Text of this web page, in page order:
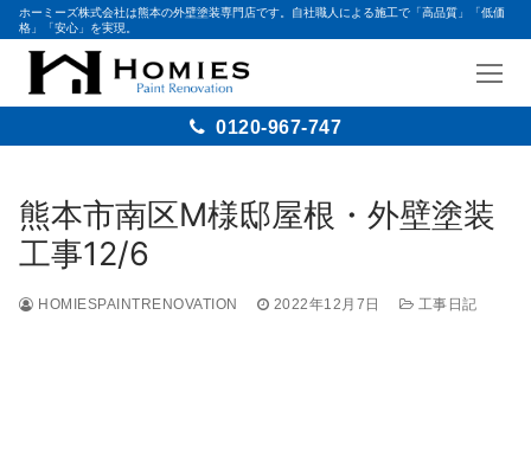
ホーミーズ株式会社は熊本の外壁塗装専門店です。自社職人による施工で「高品質」「低価
格」「安心」を実現。
0120-967-747
熊本市南区M様邸屋根・外壁塗装
工事12/6
HOMIESPAINTRENOVATION 2022年12月7日 工事日記